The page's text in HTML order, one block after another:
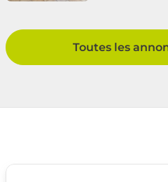
Toutes les